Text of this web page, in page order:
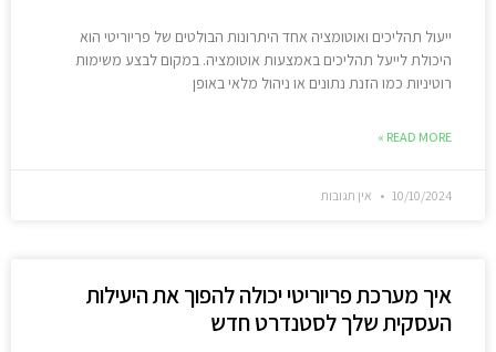
ייעול תהליכים ואוטומציה אחד היתרונות הבולטים של פריוריטי הוא
היכולת לייעל תהליכים באמצעות אוטומציה. במקום לבצע משימות
רוטיניות כמו הזנת נתונים או ניהול מלאי באופן
READ MORE »
10/10/2024 אין תגובות
איך מערכת פריוריטי יכולה להפוך את היעילות
העסקית שלך לסטנדרט חדש